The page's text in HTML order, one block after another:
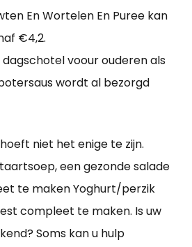
En Wortelen En Puree kan
€4,2.
dagschotel voour ouderen als
wordt al bezorgd
niet het enige te zijn.
een gezonde salade
te maken Yoghurt/perzik
compleet te maken. Is uw
Soms kan u hulp